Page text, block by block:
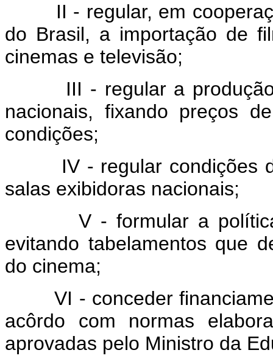
II - regular, em
do Brasil, a importação de
cinemas e televisão;
III - regular a produção,
nacionais, fixando preços
condições;
IV - regular condições de
salas exibidoras nacionais;
V - formular a política
evitando tabelamentos que
do cinema;
VI - conceder
acôrdo com normas
aprovadas pelo Ministro da